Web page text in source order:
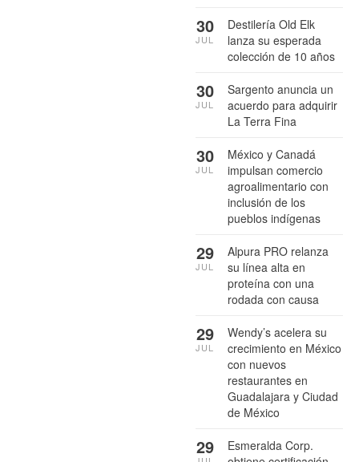
Destilería Old Elk
lanza su esperada
colección de 10 años
30
JUL
Sargento anuncia un
acuerdo para adquirir
La Terra Fina
30
JUL
México y Canadá
impulsan comercio
agroalimentario con
inclusión de los
pueblos indígenas
30
JUL
Alpura PRO relanza
su línea alta en
proteína con una
rodada con causa
29
JUL
Wendy’s acelera su
crecimiento en México
con nuevos
restaurantes en
Guadalajara y Ciudad
de México
29
JUL
Esmeralda Corp.
29